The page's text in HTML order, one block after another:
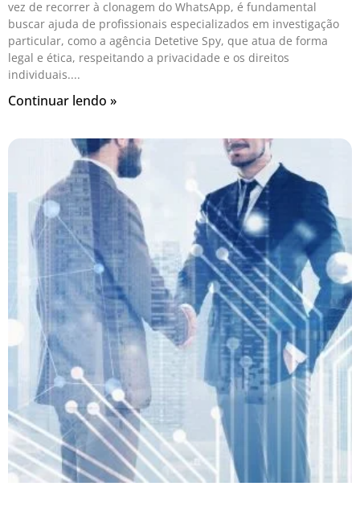
vez de recorrer à clonagem do WhatsApp, é fundamental
buscar ajuda de profissionais especializados em investigação
particular, como a agência Detetive Spy, que atua de forma
legal e ética, respeitando a privacidade e os direitos
individuais.
Continuar lendo »